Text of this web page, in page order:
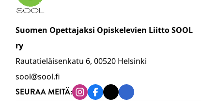
Suomen Opettajaksi Opiskelevien Liitto SOOL
ry
Rautatieläisenkatu 6, 00520 Helsinki
sool@sool.fi
SEURAA MEITÄ: Instagram
Facebook
TiktokLinkedin